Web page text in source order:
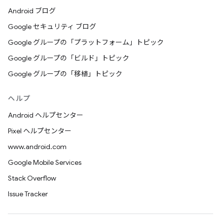
Android ブログ
Google セキュリティ ブログ
Google グループの「プラットフォーム」トピック
Google グループの「ビルド」トピック
Google グループの「移植」トピック
ヘルプ
Android ヘルプセンター
Pixel ヘルプセンター
www.android.com
Google Mobile Services
Stack Overflow
Issue Tracker